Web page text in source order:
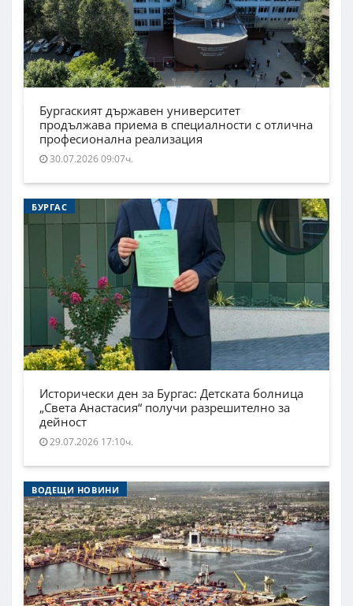
Бургаският държавен университет
продължава приема в специалности с отлична
професионална реализация
30.07.2026 09:07ч.
БУРГАС
Исторически ден за Бургас: Детската болница
„Света Анастасия“ получи разрешително за
дейност
29.07.2026 17:10ч.
ВОДЕЩИ НОВИНИ